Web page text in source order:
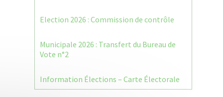
Election 2026 : Commission de contrôle
Municipale 2026 : Transfert du Bureau de
Vote n°2
Information Élections – Carte Électorale